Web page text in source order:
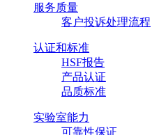
服务质量
客户投诉处理流程
认证和标准
HSF报告
产品认证
品质标准
实验室能力
可靠性保证